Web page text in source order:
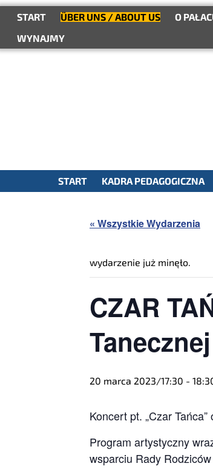
START ÜBER UNS / ABOUT US O
WYNAJMY
START
KADRA PEDAGOGICZNA
« Wszystkie Wydarzenia
wydarzenie już minęło.
CZAR
Tanecznej
20 marca 2023/17:30 -
Koncert pt. „Czar
Program artystyczny
wsparciu Rady Rodziców